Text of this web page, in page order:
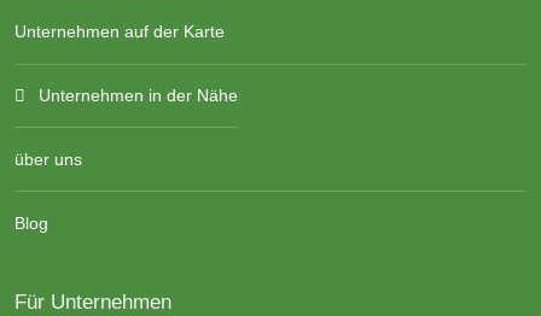
Unternehmen auf der Karte
Unternehmen in der Nähe
über uns
Blog
Für Unternehmen